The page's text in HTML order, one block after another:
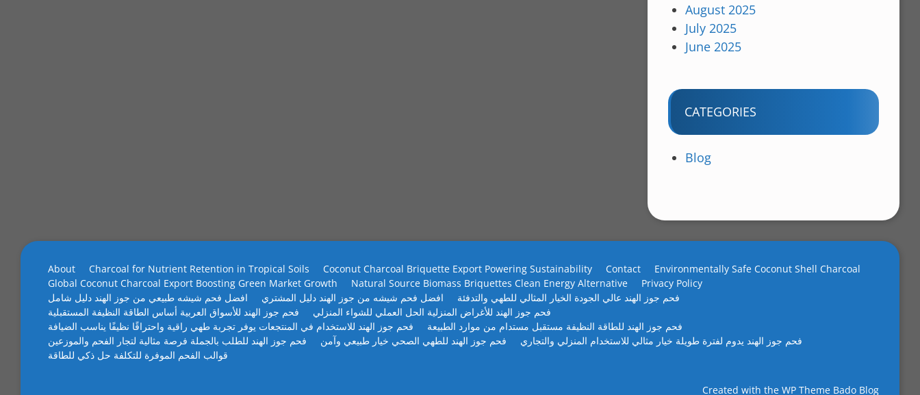
August 2025
July 2025
June 2025
CATEGORIES
Blog
About Charcoal for Nutrient Retention in Tropical Soils Coconut Charcoal Briquette Export Powering Sustainability Contact
Environmentally Safe Coconut Shell Charcoal
Global Coconut Charcoal Export Boosting Green Market Growth
Natural Source Biomass Briquettes Clean Energy Alternative
Privacy Policy
افضل فحم شيشه طبيعي من جوز الهند دليل شامل
افضل فحم شيشه من جوز الهند دليل المشتري
فحم جوز الهند عالي الجودة الخيار المثالي للطهي والتدفئة
فحم جوز الهند للأسواق العربية أساس الطاقة النظيفة المستقبلية
فحم جوز الهند للأغراض المنزلية الحل العملي للشواء المنزلي
فحم جوز الهند للاستخدام في المنتجعات يوفر تجربة طهي راقية واحتراقًا نظيفًا يناسب الضيافة
فحم جوز الهند للطاقة النظيفة مستقبل مستدام من موارد الطبيعة
فحم جوز الهند للطلب بالجملة فرصة مثالية لتجار الفحم والموزعين
فحم جوز الهند للطهي الصحي خيار طبيعي وآمن
فحم جوز الهند يدوم لفترة طويلة خيار مثالي للاستخدام المنزلي والتجاري
قوالب الفحم الموفرة للتكلفة حل ذكي للطاقة
Created with the WP Theme Bado Blog